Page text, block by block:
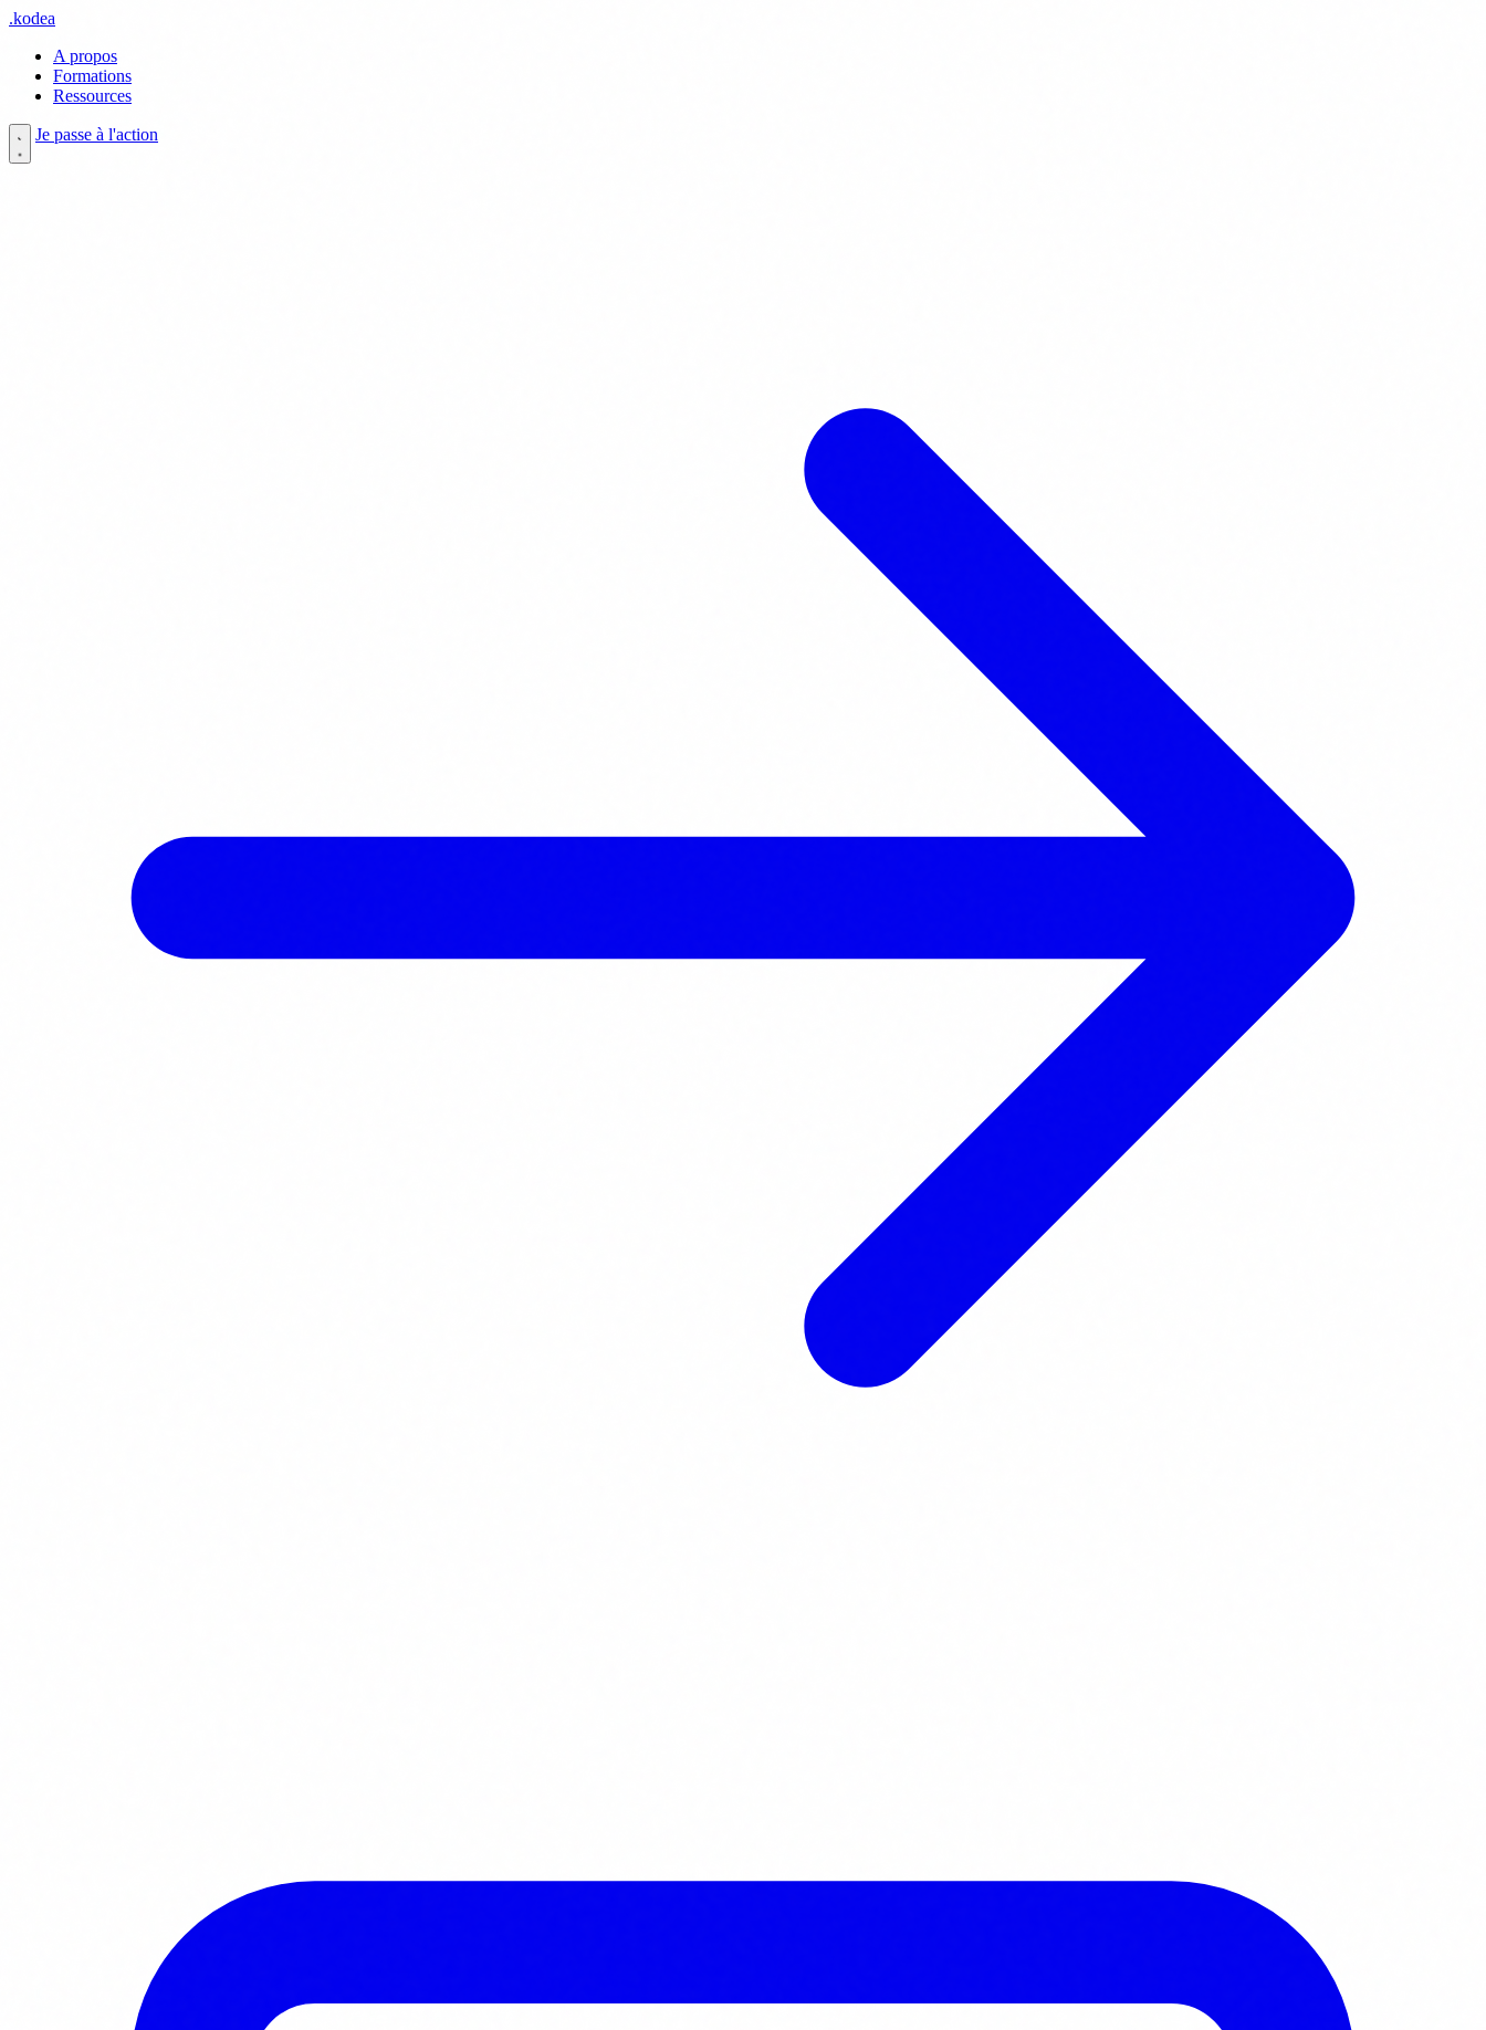
.kodea
A propos
Formations
Ressources
Je passe à l'action